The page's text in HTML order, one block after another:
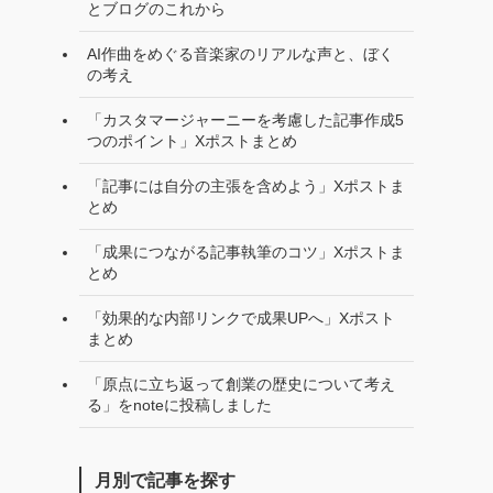
とブログのこれから
AI作曲をめぐる音楽家のリアルな声と、ぼく
の考え
「カスタマージャーニーを考慮した記事作成5
つのポイント」Xポストまとめ
「記事には自分の主張を含めよう」Xポストま
とめ
「成果につながる記事執筆のコツ」Xポストま
とめ
「効果的な内部リンクで成果UPへ」Xポスト
まとめ
「原点に立ち返って創業の歴史について考え
る」をnoteに投稿しました
月別で記事を探す